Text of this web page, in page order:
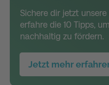
Sichere dir jetzt
erfahre die 10 Tipps,
nachhaltig zu fördern.
Jetzt mehr